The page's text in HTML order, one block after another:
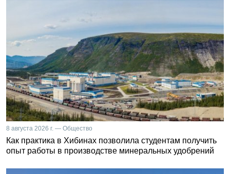
8 августа 2026 г. — Общество
Как практика в Хибинах позволила студентам получить
опыт работы в производстве минеральных удобрений